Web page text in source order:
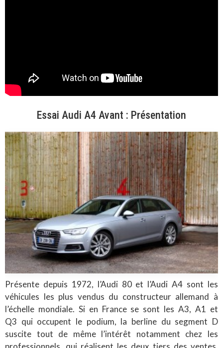
Essai Audi A4 Avant : Présentation
Présente depuis 1972, l’Audi 80 et l’Audi A4 sont les
véhicules les plus vendus du constructeur allemand à
l’échelle mondiale. Si en France se sont les A3, A1 et
Q3 qui occupent le podium, la berline du segment D
suscite tout de même l’intérêt notamment chez les